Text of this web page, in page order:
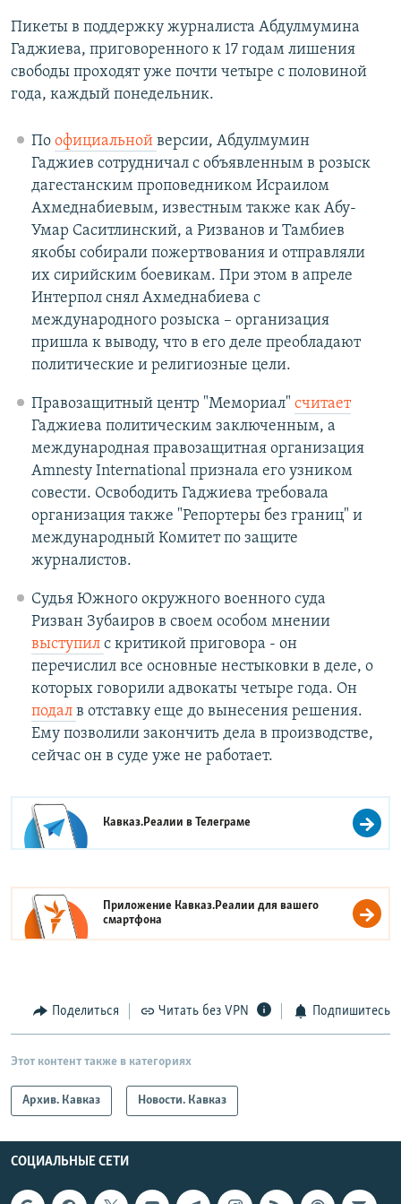
Пикеты в поддержку журналиста Абдулмумина
Гаджиева, приговоренного к 17 годам лишения
свободы проходят уже почти четыре с половиной
года, каждый понедельник.
По официальной версии, Абдулмумин
Гаджиев сотрудничал с объявленным в розыск
дагестанским проповедником Исраилом
Ахмеднабиевым, известным также как Абу-
Умар Саситлинский, а Ризванов и Тамбиев
якобы собирали пожертвования и отправляли
их сирийским боевикам. При этом в апреле
Интерпол снял Ахмеднабиева с
международного розыска – организация
пришла к выводу, что в его деле преобладают
политические и религиозные цели.
Правозащитный центр "Мемориал" считает
Гаджиева политическим заключенным, а
международная правозащитная организация
Amnesty International признала его узником
совести. Освободить Гаджиева требовала
организация также "Репортеры без границ" и
международный Комитет по защите
журналистов.
Судья Южного окружного военного суда
Ризван Зубаиров в своем особом мнении
выступил с критикой приговора - он
перечислил все основные нестыковки в деле, о
которых говорили адвокаты четыре года. Он
подал в отставку еще до вынесения решения.
Ему позволили закончить дела в производстве,
сейчас он в суде уже не работает.
Кавказ.Реалии вТелеграме
Приложение Кавказ.Реалии для вашего
смартфона
Поделиться Читать без VPN Подпишитесь
Этот контент также в категориях
Архив. Кавказ Новости. Кавказ
СОЦИАЛЬНЫЕ СЕТИ